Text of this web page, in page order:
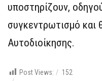
υποστηρίζουν,
συγκεντρωτισμό και
Αυτοδιοίκησης.
Post Views: 152